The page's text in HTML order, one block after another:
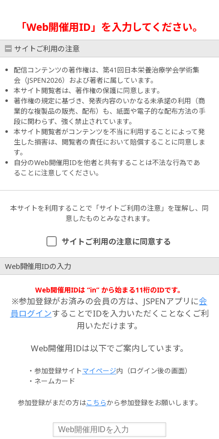
「Web開催用ID」を入力してください。
サイトご利用の注意
配信コンテンツの著作権は、第41回日本栄養治療学会学術集
会（JSPEN2026）および著者に属しています。
本サイト閲覧者は、著作権の保護に同意します。
著作権の規定に基づき、発表内容のいかなる未承諾の利用（商
業的な複製品の販売、配布）も、紙面や電子的な配布方法の手
段に関わらず、強く禁止されています。
本サイト閲覧者がコンテンツを不当に利用することによって発
生した損害は、閲覧者の責任において賠償することに同意しま
す。
自分のWeb開催用IDを他者と共有することは不法な行為であ
ることに注意してください。
本サイトを利用することで「サイトご利用の注意」を理解し、同
意したものとみなされます。
サイトご利用の注意に同意する
Web開催用IDの入力
Web開催用IDは “in” から始まる11桁のIDです。
※参加登録がお済みの会員の方は、JSPENアプリに会
員ログインすることでIDを入力いただくことなくご利
用いただけます。
Web開催用IDは以下でご案内しています。
・参加登録サイトマイページ内（ログイン後の画面）
・ネームカード
参加登録がまだの方はこちらから参加登録をお願いします。